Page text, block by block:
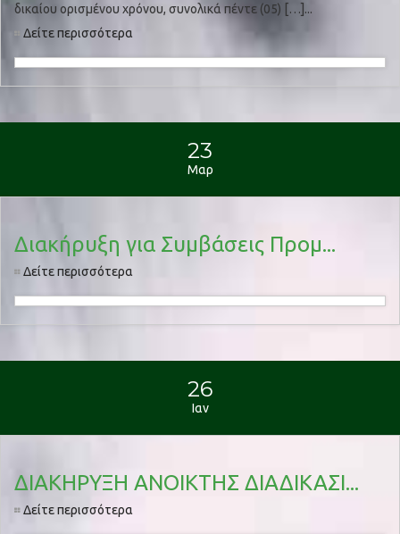
δικαίου ορισμένου χρόνου, συνολικά πέντε (05) […]...
Δείτε περισσότερα
23
Μαρ
Διακήρυξη για Συμβάσεις Προμ...
Δείτε περισσότερα
26
Ιαν
ΔΙΑΚΗΡΥΞΗ ΑΝΟΙΚΤΗΣ ΔΙΑΔΙΚΑΣΙ...
Δείτε περισσότερα